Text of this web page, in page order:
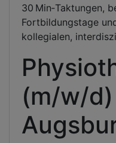
30 Min‑Taktungen,
Fortbildungstage
kollegialen,
(m/w/